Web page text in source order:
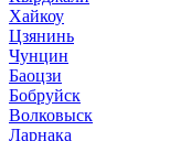
Хайкоу
Цзянинь
Чунцин
Баоцзи
Бобруйск
Волковыск
Ларнака